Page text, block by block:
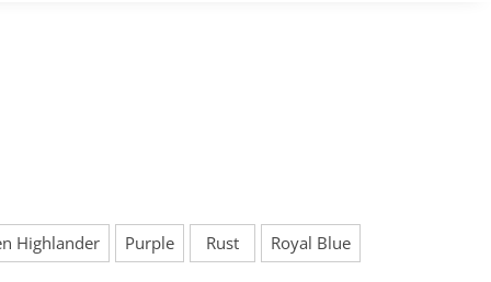
Highlander Purple Rust Royal Blue